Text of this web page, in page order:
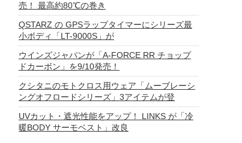
売！ 最高約80℃の巻き
QSTARZ の GPSラップタイマーにシリーズ最
小ボディ「LT-9000S」が
ウインズジャパンが「A-FORCE RR チョップ
ドカーボン」を9/10発売！
クシタニのモトクロス用ウェア「ムーブレーシ
ングオフロードシリーズ」3アイテムが登
UVカット・遮光性能をアップ！ LINKS が「冷
暖BODY サーモベスト」改良